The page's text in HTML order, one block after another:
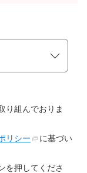
り組んでおりま
リシー
に基づい
を押してくださ